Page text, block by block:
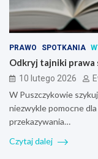
PRAWO SPOTKANIA
Odkryj tajniki prawa
10 lutego 2026
W Puszczykowie
niezwykle pomocne
przekazywania…
Czytaj dalej